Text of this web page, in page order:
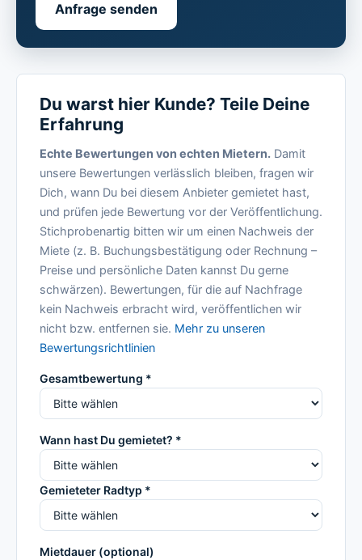
Anfrage senden
Du warst hier Kunde? Teile Deine
Erfahrung
Echte Bewertungen von echten Mietern. Damit
unsere Bewertungen verlässlich bleiben, fragen wir
Dich, wann Du bei diesem Anbieter gemietet hast,
und prüfen jede Bewertung vor der Veröffentlichung.
Stichprobenartig bitten wir um einen Nachweis der
Miete (z. B. Buchungsbestätigung oder Rechnung –
Preise und persönliche Daten kannst Du gerne
schwärzen). Bewertungen, für die auf Nachfrage
kein Nachweis erbracht wird, veröffentlichen wir
nicht bzw. entfernen sie. Mehr zu unseren
Bewertungsrichtlinien
Gesamtbewertung *
Wann hast Du gemietet? *
Gemieteter Radtyp *
Mietdauer (optional)